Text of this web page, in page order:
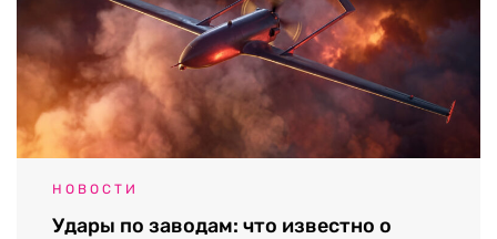
НОВОСТИ
Удары по заводам: что известно о